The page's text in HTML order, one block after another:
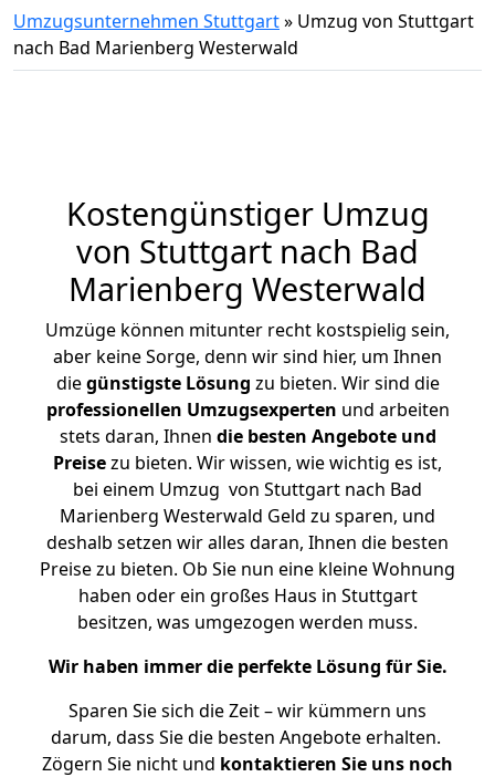
Umzugsunternehmen Stuttgart» Umzug von Stuttgart
nach Bad Marienberg Westerwald
Kostengünstiger Umzug
von Stuttgart nach Bad
Marienberg Westerwald
Umzüge können mitunter recht kostspielig sein,
aber keine Sorge, denn wir sind hier, um Ihnen
diegünstigste Lösung zu bieten. Wir sind die
professionellen Umzugsexperten und arbeiten
stets daran, Ihnen die besten Angebote und
Preisezu bieten. Wir wissen, wie wichtig es ist,
bei einem Umzug von Stuttgart nach Bad
Marienberg Westerwald Geld zu sparen, und
deshalb setzen wir alles daran, Ihnen die besten
Preise zu bieten. Ob Sie nun eine kleine Wohnung
haben oder ein großes Haus in Stuttgart
besitzen, was umgezogen werden muss.
Wir haben immer die perfekte Lösung für Sie.
Sparen Sie sich die Zeit – wir kümmern uns
darum, dass Sie die besten Angebote erhalten.
Zögern Sie nicht und kontaktieren Sie uns noch